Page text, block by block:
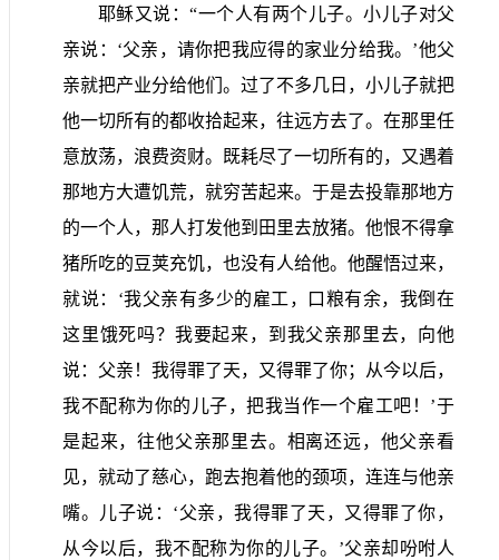
耶稣又说：“一个人有两个儿子。小儿子对父
亲说：‘父亲，请你把我应得的家业分给我。’他父
亲就把产业分给他们。过了不多几日，小儿子就把
他一切所有的都收拾起来，往远方去了。在那里任
意放荡，浪费资财。既耗尽了一切所有的，又遇着
那地方大遭饥荒，就穷苦起来。于是去投靠那地方
的一个人，那人打发他到田里去放猪。他恨不得拿
猪所吃的豆荚充饥，也没有人给他。他醒悟过来，
就说：‘我父亲有多少的雇工，口粮有余，我倒在
这里饿死吗？我要起来，到我父亲那里去，向他
说：父亲！我得罪了天，又得罪了你；从今以后，
我不配称为你的儿子，把我当作一个雇工吧！’于
是起来，往他父亲那里去。相离还远，他父亲看
见，就动了慈心，跑去抱着他的颈项，连连与他亲
嘴。儿子说：‘父亲，我得罪了天，又得罪了你，
从今以后，我不配称为你的儿子。’父亲却吩咐人